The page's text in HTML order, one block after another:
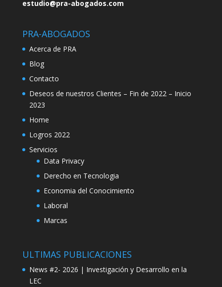
estudio@pra-abogados.com
PRA-ABOGADOS
Acerca de PRA
Blog
Contacto
Deseos de nuestros Clientes – Fin de 2022 – Inicio
2023
Home
Logros 2022
Servicios
Data Privacy
Derecho en Tecnologia
Economia del Conocimiento
Laboral
Marcas
ULTIMAS PUBLICACIONES
News #2- 2026 | Investigación y Desarrollo en la
LEC